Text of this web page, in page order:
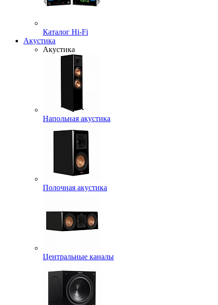
Каталог Hi-Fi
Акустика
Акустика
Напольная акустика
Полочная акустика
Центральные каналы